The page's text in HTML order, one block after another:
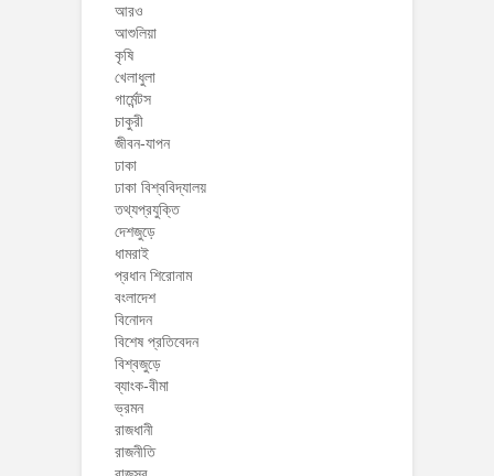
আরও
আশুলিয়া
কৃষি
খেলাধুলা
গার্মেন্টস
চাকুরী
জীবন-যাপন
ঢাকা
ঢাকা বিশ্ববিদ্যালয়
তথ্যপ্রযুক্তি
দেশজুড়ে
ধামরাই
প্রধান শিরোনাম
বংলাদেশ
বিনোদন
বিশেষ প্রতিবেদন
বিশ্বজুড়ে
ব্যাংক-বীমা
ভ্রমন
রাজধানী
রাজনীতি